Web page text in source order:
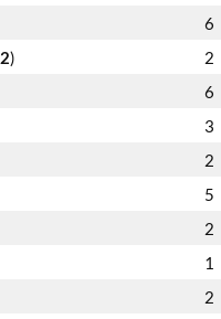
6
2) 2
6
3
2
5
2
1
2